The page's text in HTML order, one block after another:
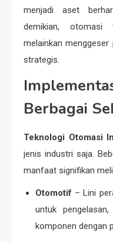
menjadi aset
demikian, otomasi
melainkan
strategis.
Berbagai
Teknologi Otomasi
jenis industri saja.
manfaat signifikan
Otomotif – Lini
untuk
komponen dengan